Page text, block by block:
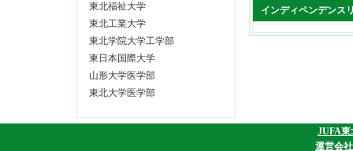
東北福祉大学
東北工業大学
東北学院大学工学部
東日本国際大学
山形大学医学部
東北大学医学部
インディペンデンス
JUFA東
運営会